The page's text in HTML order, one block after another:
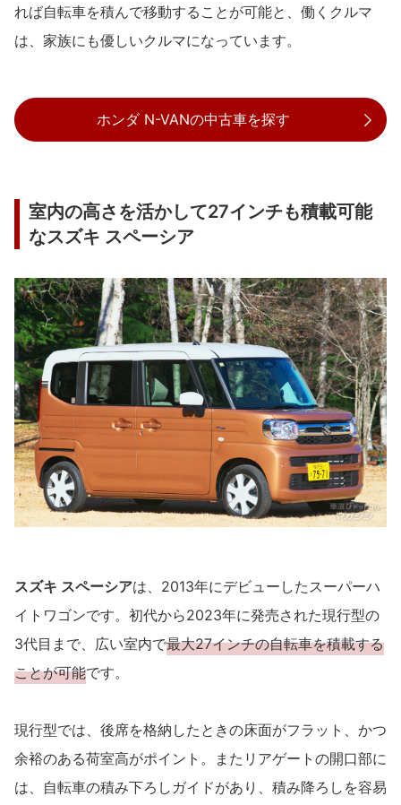
れば自転車を積んで移動することが可能と、働くクルマ
は、家族にも優しいクルマになっています。
ホンダ N-VANの中古車を探す
室内の高さを活かして27インチも積載可能
なスズキ スペーシア
スズキ スペーシアは、2013年にデビューしたスーパーハ
イトワゴンです。初代から2023年に発売された現行型の
3代目まで、広い室内で最大27インチの自転車を積載する
ことが可能です。
現行型では、後席を格納したときの床面がフラット、かつ
余裕のある荷室高がポイント。またリアゲートの開口部に
は、自転車の積み下ろしガイドがあり、積み降ろしを容易